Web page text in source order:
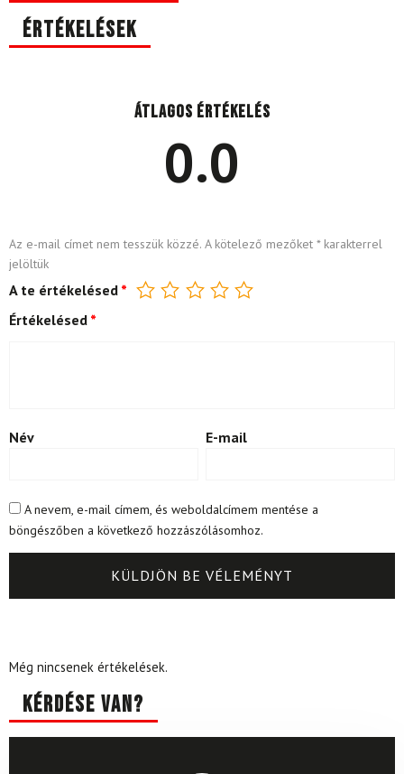
Értékelések
Átlagos értékelés
0.0
Az e-mail címet nem tesszük közzé. A kötelező mezőket *karakterrel
jelöltük
A te értékelésed *
Értékelésed *
Név E-mail
A nevem, e-mail címem, és weboldalcímem mentése a
böngészőben a következő hozzászólásomhoz.
Még nincsenek értékelések.
Kérdése van?